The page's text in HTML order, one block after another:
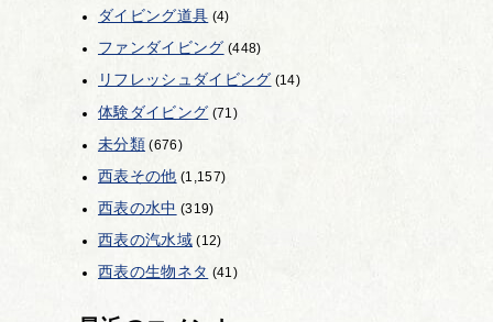
ダイビング道具 (4)
ファンダイビング (448)
リフレッシュダイビング (14)
体験ダイビング (71)
未分類(676)
西表その他 (1,157)
西表の水中 (319)
西表の汽水域(12)
西表の生物ネタ (41)